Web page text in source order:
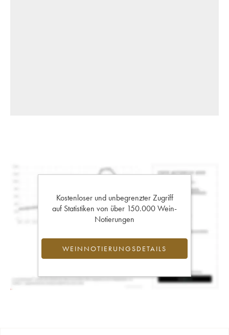
Kostenloser und unbegrenzter Zugriff
auf Statistiken von über 150.000 Wein-
Notierungen
WEINNOTIERUNGSDETAILS